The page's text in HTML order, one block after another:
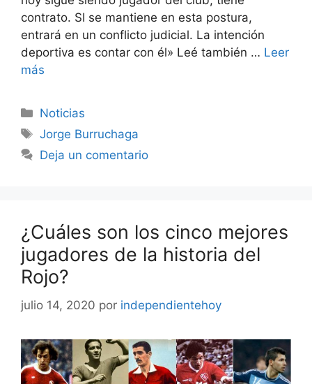
contrato. SI se mantiene en esta postura,
entrará en un conflicto judicial. La intención
deportiva es contar con él» Leé también … Leer
más
Categorías
Noticias
Etiquetas
Jorge Burruchaga
Deja un comentario
¿Cuáles son los cinco mejores
jugadores de la historia del
Rojo?
julio 14, 2020 por independientehoy